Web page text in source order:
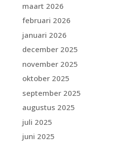
maart 2026
februari 2026
januari 2026
december 2025
november 2025
oktober 2025
september 2025
augustus 2025
juli 2025
juni 2025